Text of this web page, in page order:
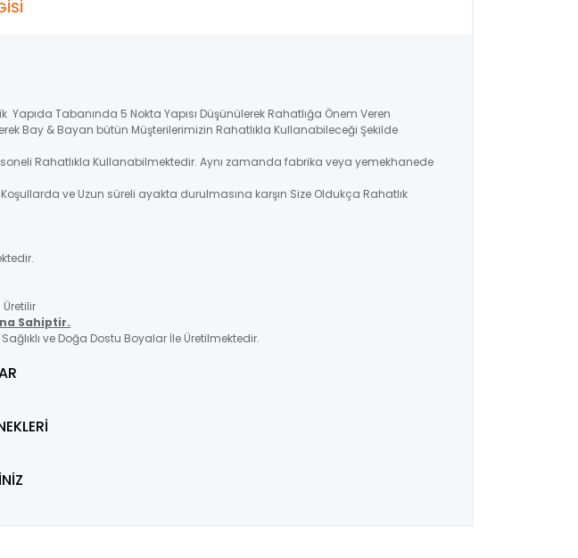
Yapıda Tabanında 5 Nokta Yapısı Düşünülerek Rahatlığa Önem Veren
Bay & Bayan bütün Müşterilerimizin Rahatlıkla Kullanabileceği Şekilde
Rahatlıkla Kullanabilmektedir. Aynı zamanda fabrika veya yemekhanede
ve Uzun süreli ayakta durulmasına karşın Size Oldukça Rahatlık
Sahiptir.
Sağlıklı ve Doğa Dostu Boyalar İle Üretilmektedir.